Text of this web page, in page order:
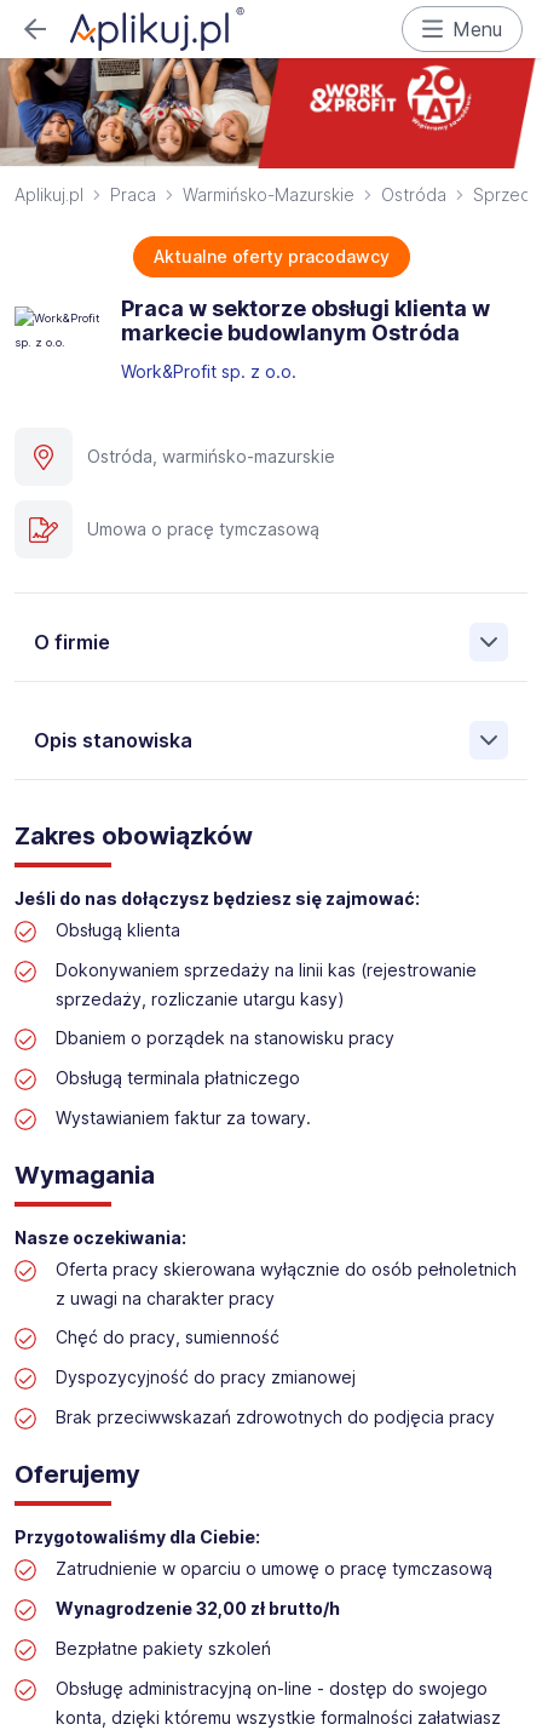
Menu
Aplikuj.pl Praca Warmińsko-Mazurskie Ostróda
Aktualne oferty pracodawcy
Praca w sektorze obsługi klienta w
markecie budowlanym Ostróda
Work&Profit sp. z o.o.
Ostróda, warmińsko-mazurskie
Umowa o pracę tymczasową
O firmie
Opis stanowiska
Pośrednictwa Pracy i Doradztwa Personalnego Work &
Profit jest obecnie jedną z największych niezależnych
polskich agencji zatrudnienia. W ciągu wielu lat naszej
działalności daliśmy pracę przeszło 50 000 pracowników
w całym kraju. Skutecznie znajdujemy pracowników dla
największych firm, jak również małych rodzinnych
przedsiębiorstw w Polsce. Agencja jest wpisana pod nr
396 w Krajowym Rejestrze Agencji Zatrudnienia.
Obecnie dla naszego Klienta, poszukujemy osób do pracy
na stanowisko:
Praca w sektorze obsługi klienta w markecie
Lokalizacja: Ostróda
Zakres obowiązków
Jeśli do nas dołączysz będziesz się zajmować:
Obsługą klienta
Dokonywaniem sprzedaży na linii kas (rejestrowanie
sprzedaży, rozliczanie utargu kasy)
Dbaniem o porządek na stanowisku pracy
Obsługą terminala płatniczego
Wystawianiem faktur za towary.
Wymagania
Nasze oczekiwania:
Oferta pracy skierowana wyłącznie do osób pełnoletnich
z uwagi na charakter pracy
Chęć do pracy, sumienność
Dyspozycyjność do pracy zmianowej
Brak przeciwwskazań zdrowotnych do podjęcia pracy
Oferujemy
Przygotowaliśmy dla Ciebie:
Zatrudnienie w oparciu o umowę o pracę tymczasową
Wynagrodzenie 32,00 zł brutto/h
Bezpłatne pakiety szkoleń
Obsługę administracyjną on-line - dostęp do swojego
konta, dzięki któremu wszystkie formalności załatwiasz